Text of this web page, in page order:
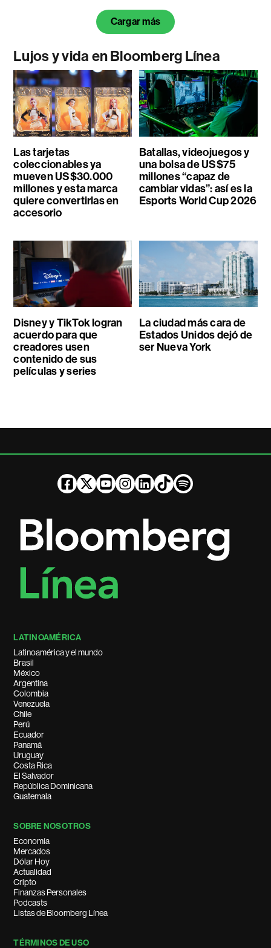
Cargar más
Lujos y vida en Bloomberg Línea
Las tarjetas
coleccionables ya
mueven US$30.000
millones y esta marca
quiere convertirlas en
accesorio
Batallas, videojuegos y
una bolsa de US$75
millones “capaz de
cambiar vidas”: así es la
Esports World Cup 2026
Disney y TikTok logran
acuerdo para que
creadores usen
contenido de sus
películas y series
La ciudad más cara de
Estados Unidos dejó de
ser Nueva York
LATINOAMÉRICA
Latinoamérica y el mundo
Brasil
México
Argentina
Colombia
Venezuela
Chile
Perú
Ecuador
Panamá
Uruguay
Costa Rica
El Salvador
República Dominicana
Guatemala
SOBRE NOSOTROS
Economía
Mercados
Dólar Hoy
Actualidad
Cripto
Finanzas Personales
Podcasts
Listas de Bloomberg Línea
TÉRMINOS DE USO